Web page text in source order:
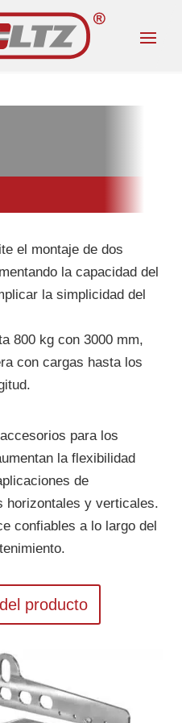
el montaje de dos
la capacidad del
la simplicidad del
800 kg con 3000 mm,
con cargas hasta los
para los
la flexibilidad
de
horizontales y verticales.
confiables a lo largo del
producto